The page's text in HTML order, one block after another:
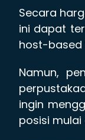
Secara
ini dapat
host-based
Namun,
ingin
posisi mulai